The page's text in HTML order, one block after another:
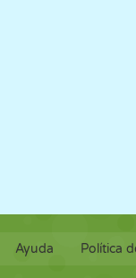
Ayuda Política